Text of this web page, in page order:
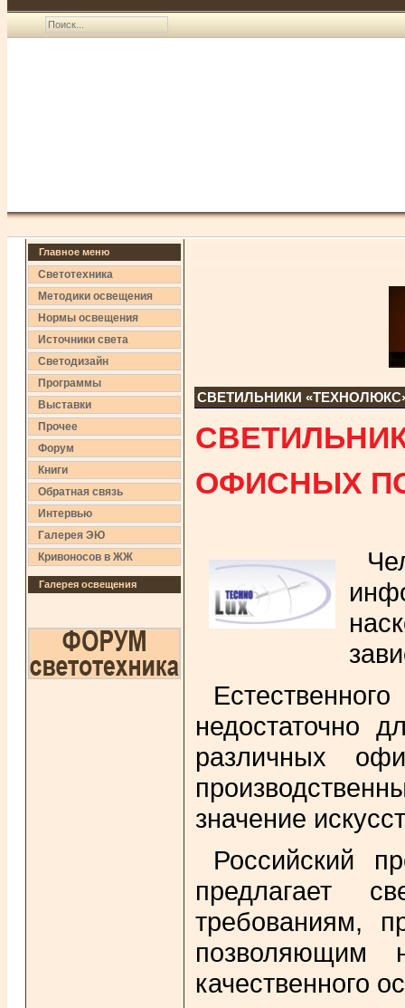
Главное меню
Светотехника
Методики освещения
Нормы освещения
Источники света
Светодизайн
Программы
Выставки
Прочее
Форум
Книги
Обратная связь
Интервью
Галерея ЭЮ
Кривоносов в ЖЖ
Галерея освещения
СВЕТИЛЬНИКИ
ОФИСНЫХ
недостаточно
различных
значение
Российский
предлагает
требованиям,
позволяющим
качественного